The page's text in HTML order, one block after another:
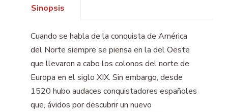
Sinopsis
Cuando se habla de la conquista de América
del Norte siempre se piensa en la del Oeste
que llevaron a cabo los colonos del norte de
Europa en el siglo XIX. Sin embargo, desde
1520 hubo audaces conquistadores españoles
que, ávidos por descubrir un nuevo